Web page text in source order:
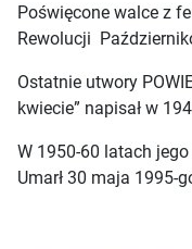
Poświęcone walce z
Rewolucji
Ostatnie utwory
kwiecie” napisał w
W 1950-60 latach
Umarł 30 maja 1995-